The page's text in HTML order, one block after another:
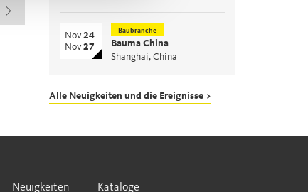
Nov 24
Nov 27
Baubranche
Bauma China
Shanghai, China
Alle Neuigkeiten und die Ereignisse >
Neuigkeiten Kataloge